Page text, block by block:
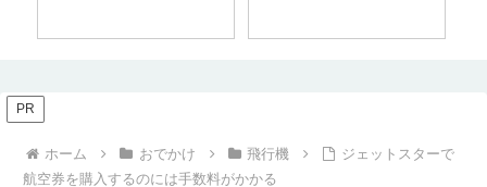
PR
ホーム おでかけ 飛行機
ジェットスターで
航空券を購入するのには手数料がかかる